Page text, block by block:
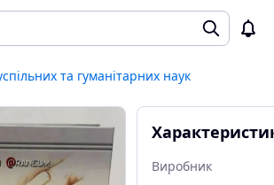
та гуманітарних наук
Виробник